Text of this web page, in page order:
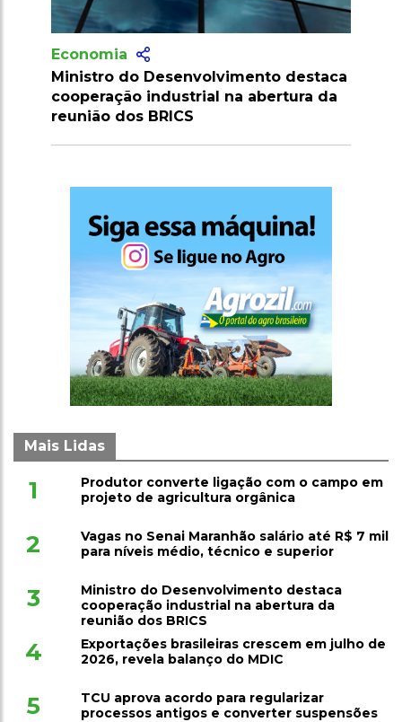
destaca
da
Economia
Brasil cria Conselho Interministerial
para fortalecer sua soberania
Mais Lidas
1
Produtor converte ligação com o campo em
projeto de agricultura orgânica
2
Vagas no Senai Maranhão salário até R$ 7 mil
para níveis médio, técnico e superior
3
Ministro do Desenvolvimento destaca
cooperação industrial na abertura da
reunião dos BRICS
4
Exportações brasileiras crescem em julho de
2026, revela balanço do MDIC
5
TCU aprova acordo para regularizar
processos antigos e converter suspensões